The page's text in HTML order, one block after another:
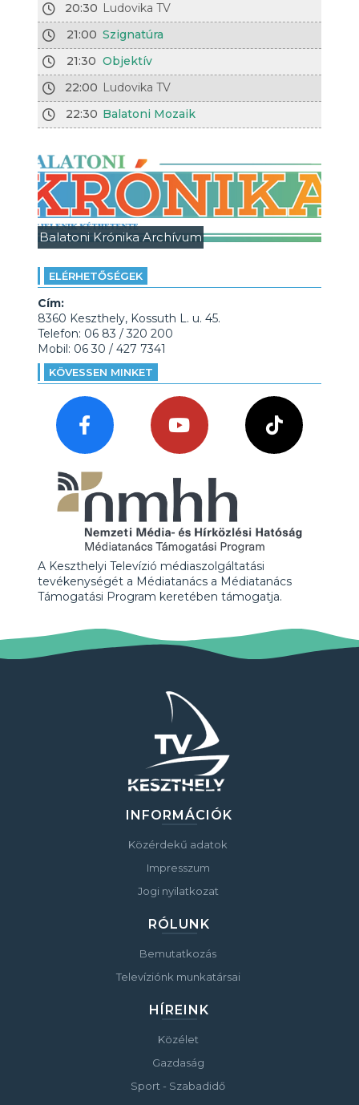
20:30 Ludovika TV
21:00 Szignatúra
21:30 Objektív
22:00 Ludovika TV
22:30 Balatoni Mozaik
Balatoni Krónika Archívum
ELÉRHETŐSÉGEK
Cím:
8360 Keszthely, Kossuth L. u. 45.
Telefon: 06 83 / 320 200
Mobil: 06 30 / 427 7341
KÖVESSEN MINKET
A Keszthelyi Televízió médiaszolgáltatási
tevékenységét a Médiatanács a Médiatanács
Támogatási Program keretében támogatja.
INFORMÁCIÓK
Közérdekű adatok
Impresszum
Jogi nyilatkozat
RÓLUNK
Bemutatkozás
Televíziónk munkatársai
HÍREINK
Közélet
Gazdaság
Sport - Szabadidő